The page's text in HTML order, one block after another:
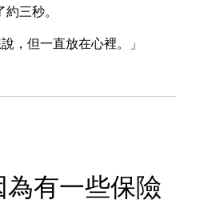
三秒。
，但一直放在心裡。」
有一些保險